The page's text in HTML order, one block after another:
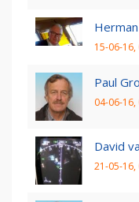
15-06-16,
Paul
04-06-16,
David
21-05-16,